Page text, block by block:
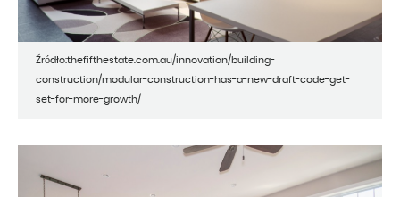
Źródło:thefifthestate.com.au/innovation/building-
construction/modular-construction-has-a-new-draft-code-get-
set-for-more-growth/